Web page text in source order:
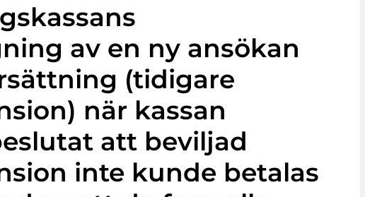
av en ny ansökan
(tidigare
när kassan
att beviljad
inte kunde betalas